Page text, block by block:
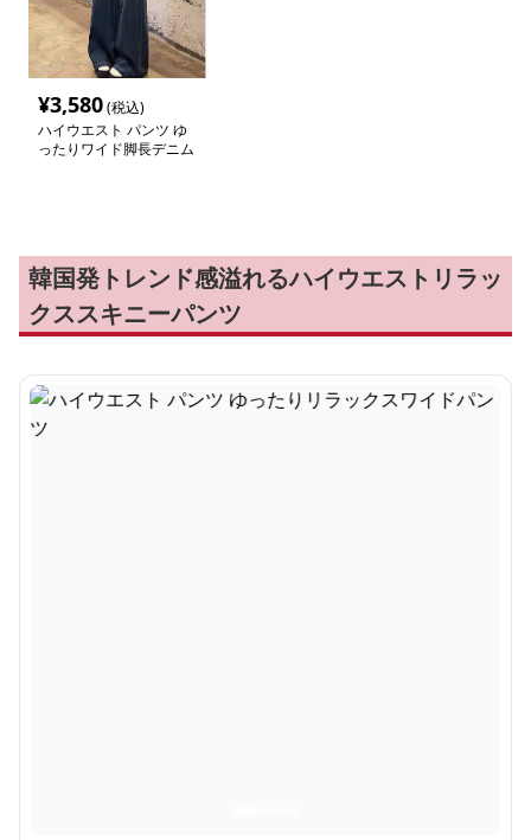
¥3,580(税込)
ハイウエスト パンツ ゆ
ったりワイド脚長デニム
韓国発トレンド感溢れるハイウエストリラッ
クススキニーパンツ